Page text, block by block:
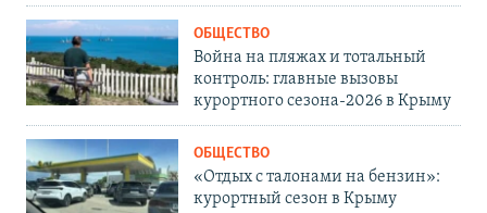
ОБЩЕСТВО
Война на пляжах и тотальный
контроль: главные вызовы
курортного сезона-2026 в Крыму
ОБЩЕСТВО
«Отдых с талонами на бензин»:
курортный сезон в Крыму